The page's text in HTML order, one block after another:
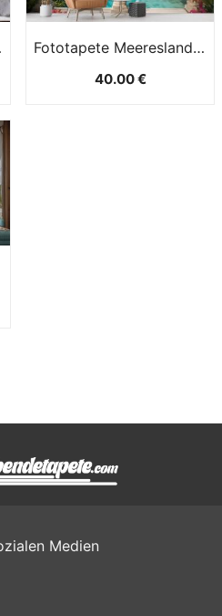
Fototapete Meereslandschaft Im 3DLook Mit Luxuriösen Arabischen Bögen
40.00 €
Medien